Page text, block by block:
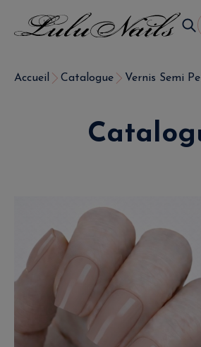
Accueil Catalogue Vernis Semi